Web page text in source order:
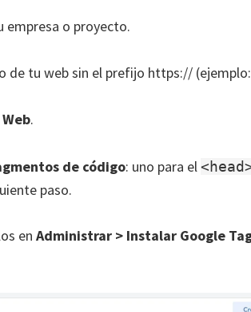
empresa o proyecto.
de tu web sin el prefijo https:// (ejemplo:
Web.
de código: uno para el
paso.
en Administrar > Instalar Google